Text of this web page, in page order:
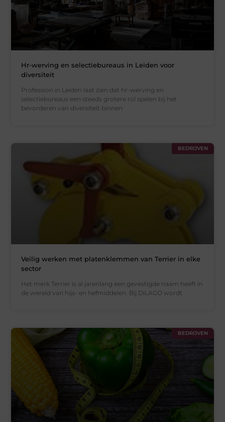
Hr-werving en selectiebureaus in Leiden voor
diversiteit
Profession in Leiden laat zien dat hr-werving en
selectiebureaus een steeds grotere rol spelen bij het
bevorderen van diversiteit binnen
BEDRIJVEN
Veilig werken met platenklemmen van Terrier in elke
sector
Het merk Terrier is al jarenlang een gevestigde naam heeft in
de wereld van hijs- en hefmiddelen. Bij DiLAGO wordt
BEDRIJVEN